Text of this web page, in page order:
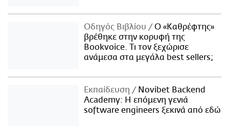
Οδηγός Βιβλίου
Ο «Καθρέφτης»
βρέθηκε στην κορυφή της
Bookvoice. Τι τον ξεχώρισε
ανάμεσα στα μεγάλα best sellers;
Εκπαίδευση
Novibet Backend
Academy: Η επόμενη γενιά
software engineers ξεκινά από εδώ